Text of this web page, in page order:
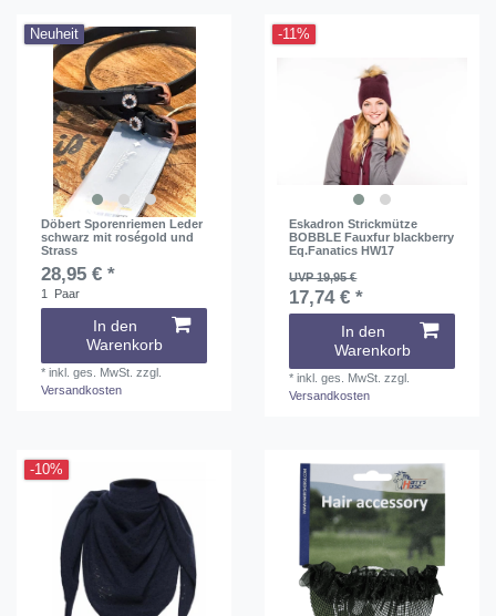
Neuheit
Döbert Sporenriemen Leder
schwarz mit roségold und
Strass
28,95 € *
1 Paar
In den
Warenkorb
*inkl. ges. MwSt. zzgl.
Versandkosten
-11%
Eskadron Strickmütze
BOBBLE Fauxfur blackberry
Eq.Fanatics HW17
UVP 19,95 €
17,74 € *
In den
Warenkorb
*inkl. ges. MwSt. zzgl.
Versandkosten
-10%